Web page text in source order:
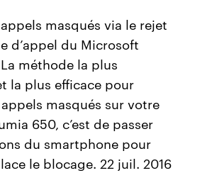
masqués via le rejet
d’appel du Microsoft
méthode la plus
la plus efficace pour
masqués sur votre
650, c’est de passer
du smartphone pour
le blocage. 22 juil. 2016